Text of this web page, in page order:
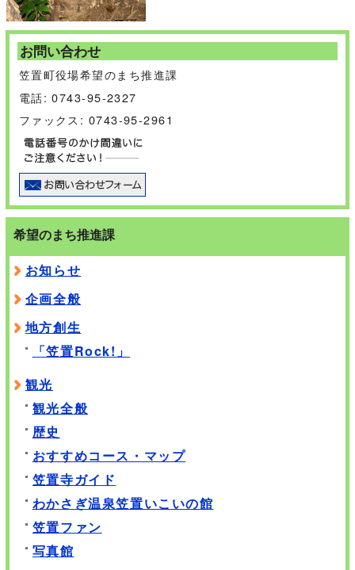
お問い合わせ
笠置町役場希望のまち推進課
電話: 0743-95-2327
ファックス: 0743-95-2961
希望のまち推進課
お知らせ
企画全般
地方創生
「笠置Rock!」
観光
観光全般
歴史
おすすめコース・マップ
笠置寺ガイド
わかさぎ温泉笠置いこいの館
笠置ファン
写真館